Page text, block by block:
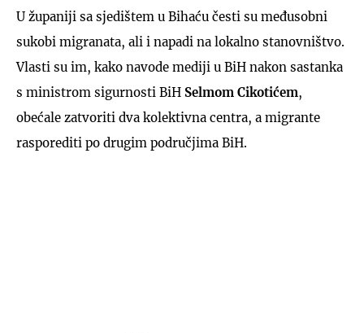
U županiji sa sjedištem u Bihaću česti su međusobni
sukobi migranata, ali i napadi na lokalno stanovništvo.
Vlasti su im, kako navode mediji u BiH nakon sastanka
s ministrom sigurnosti BiH Selmom Cikotićem,
obećale zatvoriti dva kolektivna centra, a migrante
rasporediti po drugim područjima BiH.